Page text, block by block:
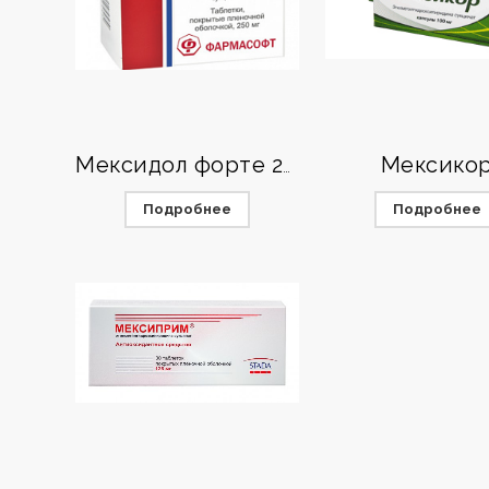
Подробнее Подробнее